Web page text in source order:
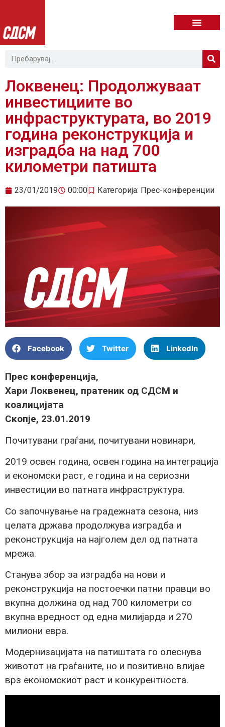
Локвенец: Продолжуваат
инвестициите во
инфраструктурата, во 2019
година реконструкција и
изградба на над 700
километри патишта
23/01/2019 00:00 Категорија: Прес-конференции
Facebook Twitter LinkedIn
Прес конференција,
Хари Локвенец, пратеник од СДСМ и
коалицијата
Скопје, 23.01.2019
Почитувани граѓани, почитувани новинари,
2019 освен година, освен година на интеграција
и економски раст, е година и на сериозни
инвестиции во патната инфраструктура.
Со започнување на градежната сезона, низ
целата држава продолжува изградба и
реконструкција на најголем дел од патната
мрежа.
Станува збор за изградба на нови и
реконструкција на постоечки патни правци во
вкупна должина од над 700 километри со
вкупна вредност од една милијарда и 270
милиони евра.
Модернизацијата на патиштата го олеснува
животот на граѓаните, но и позитивно влијае
врз економскиот раст и конкурентноста.